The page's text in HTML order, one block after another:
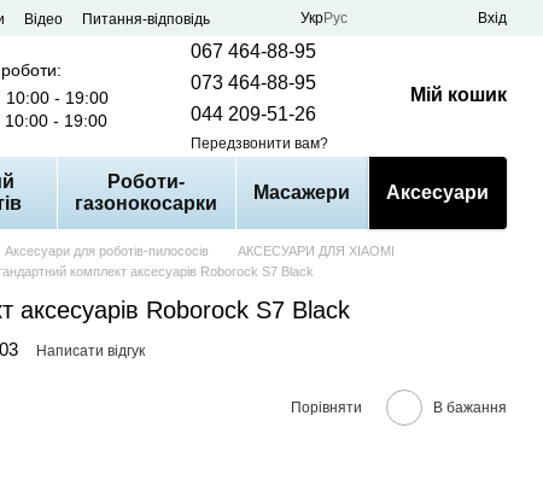
Відео
Питання-відповідь
УкрРус Вхід
- 19:00
- 19:00
067 464-88-95
073 464-88-95
044 209-51-26
Передзвонити вам?
Мій кошик
Роботи-
газонокосарки
Масажери Аксесуари
Аксесуари для роботів-пилососів
АКСЕСУАРИ ДЛЯ XIAOMI
комплект аксесуарів Roborock S7 Black
аксесуарів Roborock S7 Black
Написати відгук
Порівняти В бажання